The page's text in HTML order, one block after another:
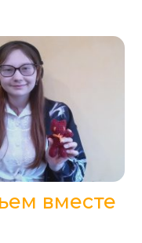
вместе